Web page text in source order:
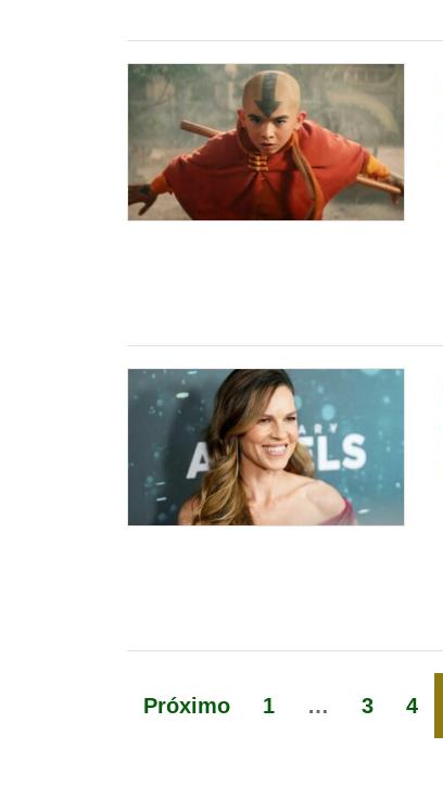
Próximo 1 … 3 4